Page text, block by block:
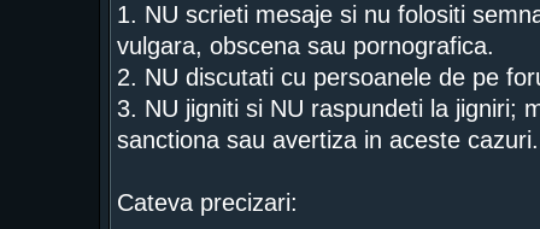
1. NU scrieti mesaje si nu folositi
vulgara, obscena sau pornografica.
2. NU discutati cu persoanele de pe
3. NU jigniti si NU raspundeti la jigniri;
sanctiona sau avertiza in aceste cazuri.
Cateva precizari: